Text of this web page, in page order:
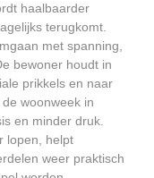
haalbaarder
terugkomt.
met spanning,
bewoner houdt in
prikkels en naar
woonweek in
en minder druk.
lopen, helpt
weer praktisch